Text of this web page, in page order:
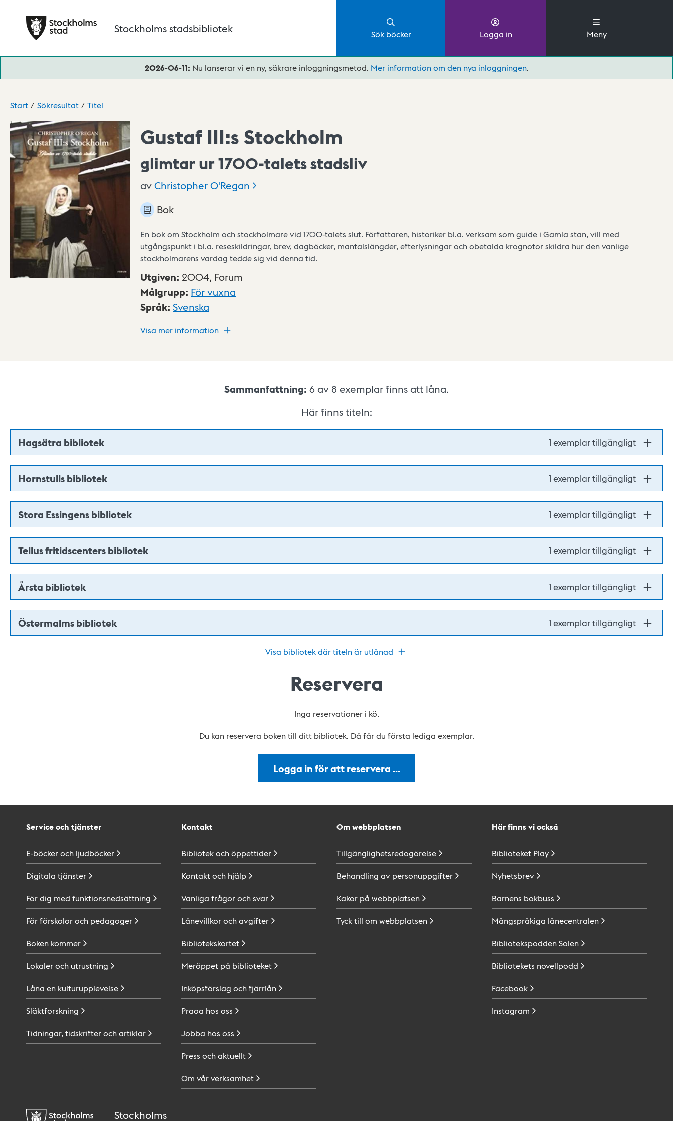
Stockholms stadsbibliotek Sök böcker Logga in Meny
2026-06-11: Nu lanserar vi en ny, säkrare inloggningsmetod. Mer information om den nya inloggningen.
Start Sökresultat Titel
Gustaf III:s Stockholm
glimtar ur 1700-talets stadsliv
avChristopherO'Regan
Bok
En bok om Stockholm och stockholmare vid 1700-talets slut. Författaren, historiker bl.a. verksam som guide i Gamla stan, vill med
utgångspunkt i bl.a. reseskildringar, brev, dagböcker, mantalslängder, efterlysningar och obetalda krognotor skildra hur den vanlige
stockholmarens vardag tedde sig vid denna tid.
Utgiven: 2004, Forum
Målgrupp: För vuxna
Språk: Svenska
Visa mer information
Sammanfattning: 6 av 8 exemplar finns att låna.
Här finns titeln:
Hagsätra bibliotek 1 exemplar tillgängligt
Hornstulls bibliotek 1 exemplar tillgängligt
Stora Essingens bibliotek 1 exemplar tillgängligt
Tellus fritidscenters bibliotek 1 exemplar tillgängligt
Årsta bibliotek 1 exemplar tillgängligt
Östermalms bibliotek 1 exemplar tillgängligt
Visa bibliotek där titeln är utlånad
Reservera
Inga reservationer i kö.
Du kan reservera boken till ditt bibliotek. Då får du första lediga exemplar.
Logga in för att reservera …
Service och tjänster
E-böcker och ljudböcker
Digitala tjänster
För dig med funktionsnedsättning
För förskolor och pedagoger
Boken kommer
Lokaler och utrustning
Låna en kulturupplevelse
Släktforskning
Tidningar, tidskrifter ochartiklar
Kontakt
Bibliotek ochöppettider
Kontakt och hjälp
Vanliga frågor ochsvar
Lånevillkor ochavgifter
Bibliotekskortet
Meröppet på biblioteket
Inköpsförslag ochfjärrlån
Praoa hos oss
Jobba hos oss
Press ochaktuellt
Om vårverksamhet
Om webbplatsen
Tillgänglighetsredogörelse
Behandling av personuppgifter
Kakor på webbplatsen
Tyck till om webbplatsen
Här finns vi också
Biblioteket Play
Nyhetsbrev
Barnens bokbuss
Mångspråkiga lånecentralen
BibliotekspoddenSolen
Bibliotekets novellpodd
Facebook
Instagram
Stockholms